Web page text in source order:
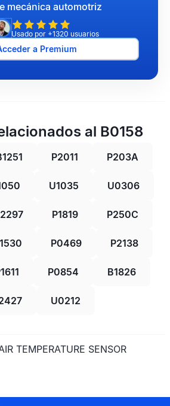
mecánica automotriz
Usado por +1320 usuarios
a Premium
al B0158
P2011 P203A
U1035 U0306
P1819 P250C
P0469 P2138
P0854 B1826
U0212
TEMPERATURE SENSOR